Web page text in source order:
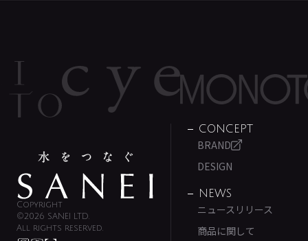
Copyright
©2026 SANEI LTD.
All rights reserved.
CONCEPT
BRAND
DESIGN
NEWS
ニュースリリース
商品に関して